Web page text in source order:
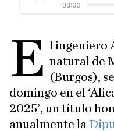
E l ingeniero
natural de
(Burgos),
domingo en el
2025’, un título
anualmente la